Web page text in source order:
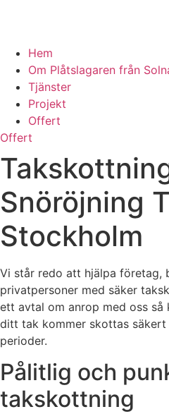
Hem
Om Plåtslagaren från
Tjänster
Projekt
Offert
Offert
Snöröjning
Stockholm
Vi står redo att hjälpa företag,
privatpersoner med säker
ett avtal om anrop med oss så
ditt tak kommer skottas säkert
perioder.
Pålitlig och
takskottning